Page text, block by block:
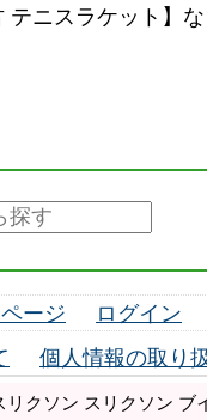
テニスラケット】
ージ
ログイン
個人情報の取り
リクソン スリクソン ブ